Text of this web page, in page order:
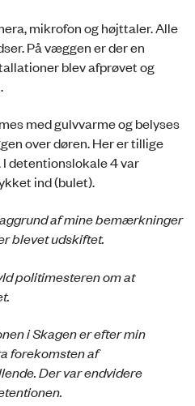
mikrofon og højttaler. Alle
På væggen er der en
blev afprøvet og
med gulvvarme og belyses
over døren. Her er tillige
detentionslokale 4 var
ind (bulet).
af mine bemærkninger
blevet udskiftet.
politimesteren om at
i Skagen er efter min
forekomsten af
Der var endvidere